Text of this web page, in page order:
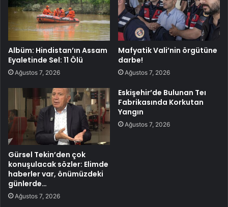
Albüm: Hindistan’ın Assam
Eyaletinde Sel: 11 Ölü
Ağustos 7, 2026
Mafyatik Vali’nin örgütüne
darbe!
Ağustos 7, 2026
Gürsel Tekin’den çok
konuşulacak sözler: Elimde
haberler var, önümüzdeki
günlerde…
Ağustos 7, 2026
Eskişehir’de Bulunan Teı
Fabrikasında Korkutan
Yangın
Ağustos 7, 2026